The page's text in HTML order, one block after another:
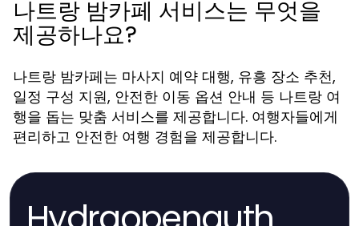
나트랑 밤카페 서비스는 무엇을
제공하나요?
나트랑 밤카페는 마사지 예약 대행, 유흥 장소 추천,
일정 구성 지원, 안전한 이동 옵션 안내 등 나트랑 여
행을 돕는 맞춤 서비스를 제공합니다. 여행자들에게
편리하고 안전한 여행 경험을 제공합니다.